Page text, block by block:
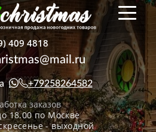
409 4818
+79258264582
заказов
18.00 по Москве
- выходной